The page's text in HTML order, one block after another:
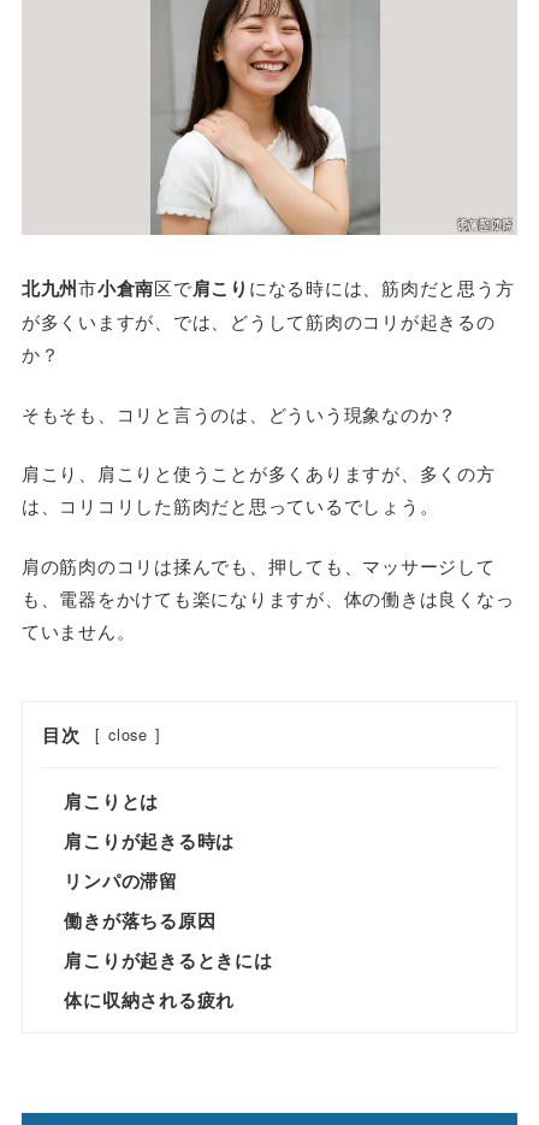
北九州市小倉南区で肩こり になる時には、筋肉だと思う方
が多くいますが、では、どうして筋肉のコリが起きるの
か？
そもそも、コリと言うのは、どういう現象なのか？
肩こり、肩こりと使うことが多くありますが、多くの方
は、コリコリした筋肉だと思っているでしょう。
肩の筋肉のコリは揉んでも、押しても、マッサージして
も、電器をかけても楽になりますが、体の働きは良くなっ
ていません。
目次 [ close ]
肩こりとは
肩こりが起きる時は
リンパの滞留
働きが落ちる原因
肩こりが起きるときには
体に収納される疲れ